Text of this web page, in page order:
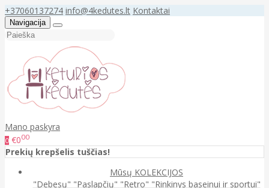
+37060137274 info@4kedutes.lt Kontaktai
Navigacija
Mano paskyra
0 €000
Prekių krepšelis tuščias!
Mūsų KOLEKCIJOS
"Debesų" "Paslapčių" "Retro" "Rinkinys baseinui ir sportui"